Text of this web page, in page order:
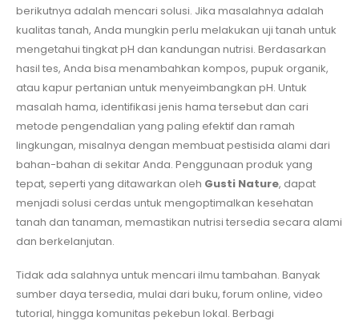
berikutnya adalah mencari solusi. Jika masalahnya adalah
kualitas tanah, Anda mungkin perlu melakukan uji tanah untuk
mengetahui tingkat pH dan kandungan nutrisi. Berdasarkan
hasil tes, Anda bisa menambahkan kompos, pupuk organik,
atau kapur pertanian untuk menyeimbangkan pH. Untuk
masalah hama, identifikasi jenis hama tersebut dan cari
metode pengendalian yang paling efektif dan ramah
lingkungan, misalnya dengan membuat pestisida alami dari
bahan-bahan di sekitar Anda. Penggunaan produk yang
tepat, seperti yang ditawarkan oleh Gusti Nature, dapat
menjadi solusi cerdas untuk mengoptimalkan kesehatan
tanah dan tanaman, memastikan nutrisi tersedia secara alami
dan berkelanjutan.
Tidak ada salahnya untuk mencari ilmu tambahan. Banyak
sumber daya tersedia, mulai dari buku, forum online, video
tutorial, hingga komunitas pekebun lokal. Berbagi